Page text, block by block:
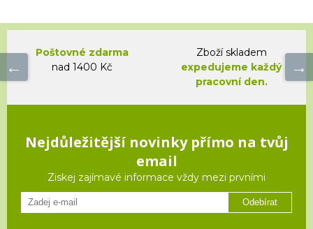
Poštovné zdarma
nad 1400 Kč
Zboží skladem
expedujeme každý
pracovní den.
Nejdůležitější novinky přímo na tvůj
email
Ziskej zajímavé informace vždy mezi prvními
Odebírat